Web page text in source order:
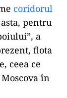
coridorul
pentru
a
flota
ceea ce
în